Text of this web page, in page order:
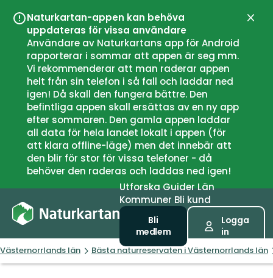
Naturkartan-appen kan behöva
uppdateras för vissa användare
Användare av Naturkartans app för Android
rapporterar i sommar att appen är seg mm.
Vi rekommenderar att man raderar appen
helt från sin telefon i så fall och laddar ned
igen! Då skall den fungera bättre. Den
befintliga appen skall ersättas av en ny app
efter sommaren. Den gamla appen laddar
all data för hela landet lokalt i appen (för
att klara offline-läge) men det innebär att
den blir för stor för vissa telefoner - då
behöver den raderas och laddas ned igen!
UtforskaGuiderLän
Kommuner Bli kund
Bli
medlem
Logga
in
Västernorrlands län Bästa naturreservaten i Västernorrlands län